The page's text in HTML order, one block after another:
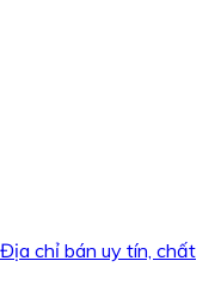
chỉ bán uy tín, chất